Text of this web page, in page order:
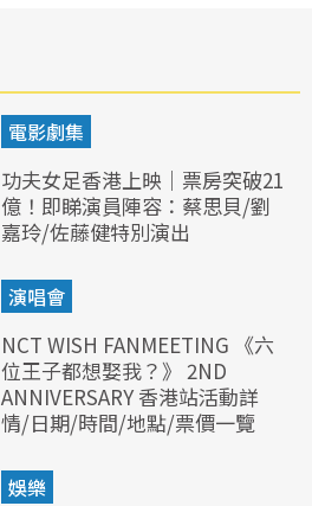
電影劇集
功夫女足香港上映｜票房突破21
億！即睇演員陣容：蔡思貝/劉
嘉玲/佐藤健特別演出
演唱會
NCT WISH FANMEETING 《六
位王子都想娶我？》 2ND
ANNIVERSARY 香港站活動詳
情/日期/時間/地點/票價一覽
娛樂